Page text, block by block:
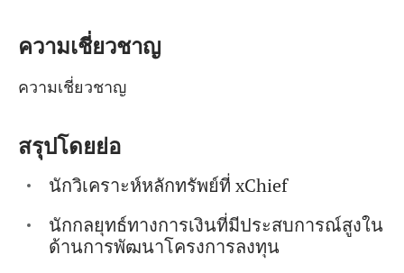
ความเชี่ยวชาญ
ความเชี่ยวชาญ
สรุปโดยย่อ
นักวิเคราะห์หลักทรัพย์ที่ xChief
นักกลยุทธ์ทางการเงินที่มีประสบการณ์สูงใน
ด้านการพัฒนาโครงการลงทุน